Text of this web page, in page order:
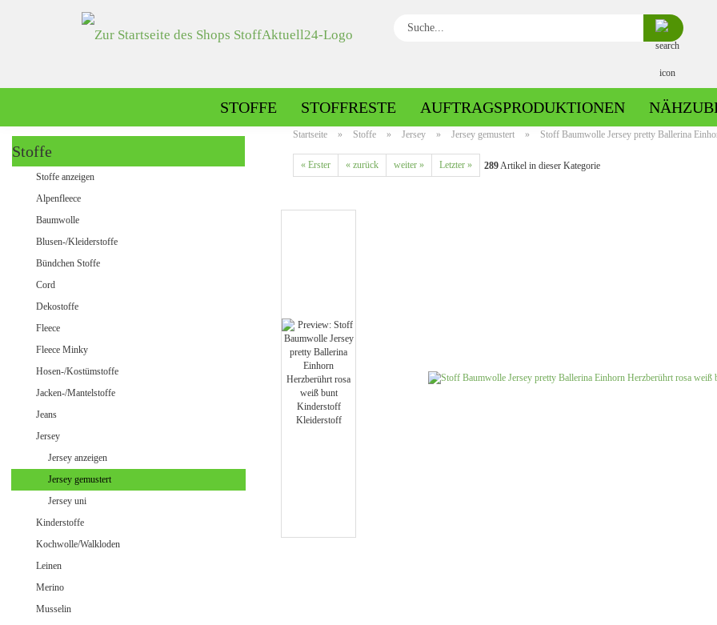
Suche...
STOFFE
Baumwolle gemustert
Merino Jacquard
STOFFRESTE AUFTRAGSPRODUKTIONEN
Startseite » Stoffe » Jersey » Jersey gemustert » Stoff Baumwolle Jersey pretty Ballerina
« Erster « zurück weiter » Letzter » 289Artikel in dieser Kategorie
Stoffe
Stoffe anzeigen
Alpenfleece
Baumwolle
Blusen-/Kleiderstoffe
Bündchen Stoffe
Cord
Dekostoffe
Fleece
Fleece Minky
Hosen-/Kostümstoffe
Jacken-/Mantelstoffe
Jeans
Jersey
Jersey anzeigen
Jersey gemustert
Jersey uni
Kinderstoffe
Kochwolle/Walkloden
Leinen
Merino
Musselin